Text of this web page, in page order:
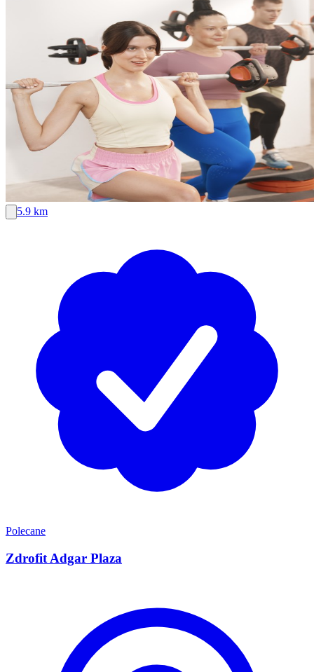
5.9 km
Polecane
Zdrofit Adgar Plaza